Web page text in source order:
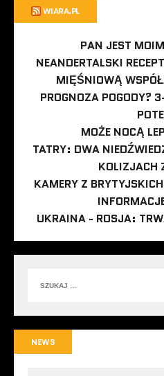
WIARA.PL
PAN JEST
NEANDERTALSKI
MIĘŚNIOWĄ
PROGNOZA POGODY?
MOŻE NOCĄ
TATRY: DWA
KOLIZJACH
KAMERY Z
UKRAINA - ROSJA:
NEWS